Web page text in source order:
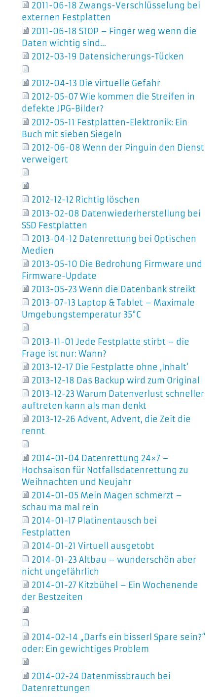
2011-06-18 Zwangs-Verschlüsselung bei
externen Festplatten
2011-06-18 STOP – Finger weg wenn die
Daten wichtig sind…
2012-03-19 Datensicherungs-Tücken
2012-04-13 Die virtuelle Gefahr
2012-05-07 Wie kommen die Streifen in
defekte JPG-Bilder?
2012-05-11 Festplatten-Elektronik: Ein
Buch mit sieben Siegeln
2012-06-08 Wenn der Pinguin den Dienst
verweigert
2012-12-12 Richtig löschen
2013-02-08 Datenwiederherstellung bei
SSD Festplatten
2013-04-12 Datenrettung bei Optischen
Medien
2013-05-10 Die Bedrohung Firmware und
Firmware-Update
2013-05-23 Wenn die Datenbank streikt
2013-07-13 Laptop & Tablet – Maximale
Umgebungstemperatur 35°C
2013-11-01 Jede Festplatte stirbt – die
Frage ist nur: Wann?
2013-12-17 Die Festplatte ohne ‚Inhalt‘
2013-12-18 Das Backup wird zum Original
2013-12-23 Warum Datenverlust schneller
auftreten kann als man denkt
2013-12-26 Advent, Advent, die Zeit die
rennt
2014-01-04 Datenrettung 24×7 –
Hochsaison für Notfallsdatenrettung zu
Weihnachten und Neujahr
2014-01-05 Mein Magen schmerzt –
schau ma mal rein
2014-01-17 Platinentausch bei
Festplatten
2014-01-21 Virtuell ausgetobt
2014-01-23 Altbau – wunderschön aber
nicht ungefährlich
2014-01-27 Kitzbühel – Ein Wochenende
der Bestzeiten
2014-02-14 „Darfs ein bisserl Spare sein?“
oder: Ein gewichtiges Problem
2014-02-24 Datenmissbrauch bei
Datenrettungen